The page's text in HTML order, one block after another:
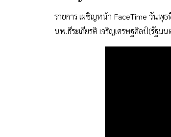
รายการ เผชิญหน้า FaceTime วันพุ
นพ.ธีระเกียรติ เจริญเศรษฐศิลป์(รัฐมน